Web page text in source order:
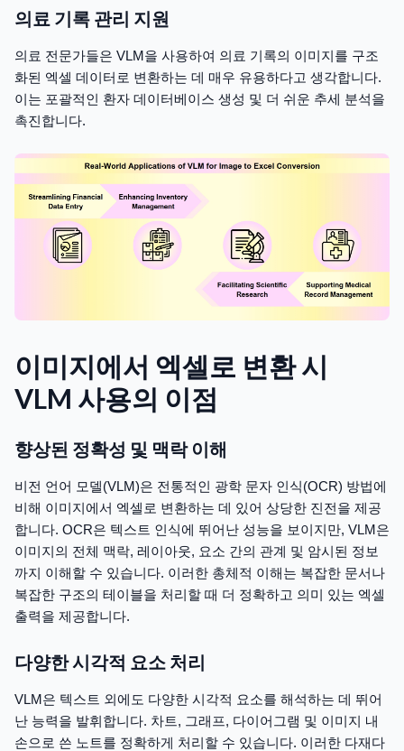
의료 기록 관리 지원
의료 전문가들은 VLM을 사용하여 의료 기록의 이미지를 구조
화된 엑셀 데이터로 변환하는 데 매우 유용하다고 생각합니다.
이는 포괄적인 환자 데이터베이스 생성 및 더 쉬운 추세 분석을
촉진합니다.
이미지에서 엑셀로 변환 시
VLM 사용의 이점
향상된 정확성 및 맥락 이해
비전 언어 모델(VLM)은 전통적인 광학 문자 인식(OCR) 방법에
비해 이미지에서 엑셀로 변환하는 데 있어 상당한 진전을 제공
합니다. OCR은 텍스트 인식에 뛰어난 성능을 보이지만, VLM은
이미지의 전체 맥락, 레이아웃, 요소 간의 관계 및 암시된 정보
까지 이해할 수 있습니다. 이러한 총체적 이해는 복잡한 문서나
복잡한 구조의 테이블을 처리할 때 더 정확하고 의미 있는 엑셀
출력을 제공합니다.
다양한 시각적 요소 처리
VLM은 텍스트 외에도 다양한 시각적 요소를 해석하는 데 뛰어
난 능력을 발휘합니다. 차트, 그래프, 다이어그램 및 이미지 내
손으로 쓴 노트를 정확하게 처리할 수 있습니다. 이러한 다재다